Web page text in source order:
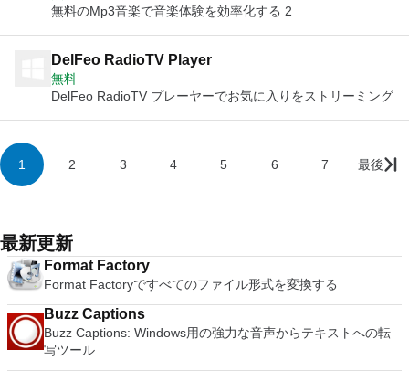
無料のMp3音楽で音楽体験を効率化する 2
DelFeo RadioTV Player
無料
DelFeo RadioTV プレーヤーでお気に入りをストリーミング
1 2 3 4 5 6 7 最後
最新更新
Format Factory
Format Factoryですべてのファイル形式を変換する
Buzz Captions
Buzz Captions: Windows用の強力な音声からテキストへの転
写ツール